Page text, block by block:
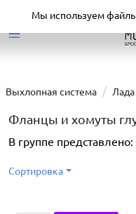
Выхлопная система
Фланцы и хомуты
В группе представлено:
Сортировка
Мы используем